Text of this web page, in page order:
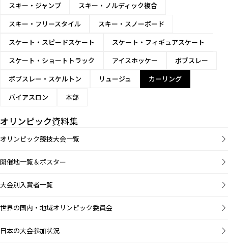
スキー・ジャンプ
スキー・ノルディック複合
スキー・フリースタイル
スキー・スノーボード
スケート・スピードスケート
スケート・フィギュアスケート
スケート・ショートトラック
アイスホッケー
ボブスレー
ボブスレー・スケルトン
リュージュ
カーリング
バイアスロン
本部
オリンピック資料集
オリンピック競技大会一覧
開催地一覧＆ポスター
大会別入賞者一覧
世界の国内・地域オリンピック委員会
日本の大会参加状況